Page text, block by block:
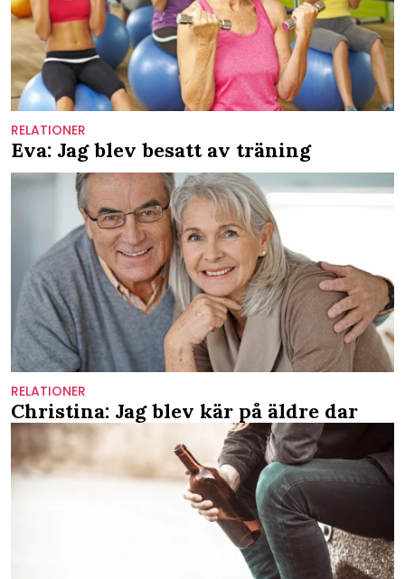
RELATIONER
Eva: Jag blev besatt av träning
RELATIONER
Christina: Jag blev kär på äldre dar